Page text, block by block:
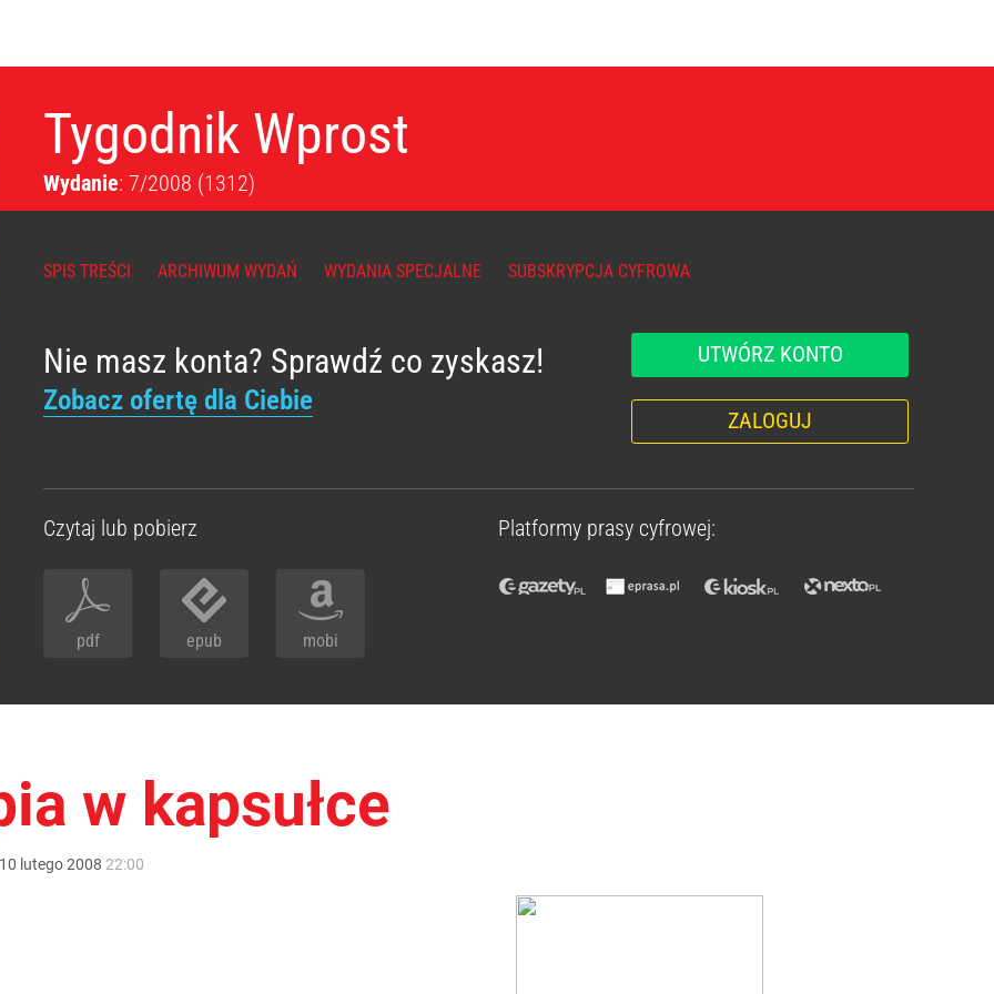
Tygodnik Wprost
Wydanie: 7/2008 (1312)
SPIS TREŚCI ARCHIWUM WYDAŃ WYDANIA SPECJALNE SUBSKRYPCJA CYFROWA
Nie masz konta? Sprawdź co zyskasz!
Zobacz ofertę dla Ciebie
UTWÓRZ KONTO
ZALOGUJ
Czytaj lub pobierz
pdf epub mobi
Platformy prasy cyfrowej:
w kapsułce
10 lutego2008 22:00